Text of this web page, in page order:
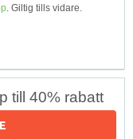
. Giltig tills vidare.
till 40% rabatt